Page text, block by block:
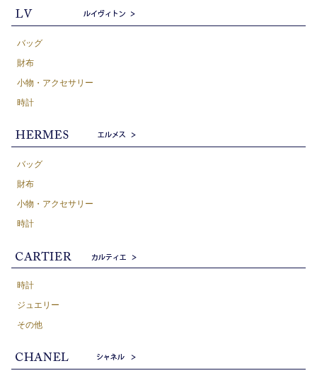
バッグ
財布
小物・アクセサリー
時計
バッグ
財布
小物・アクセサリー
時計
時計
ジュエリー
その他